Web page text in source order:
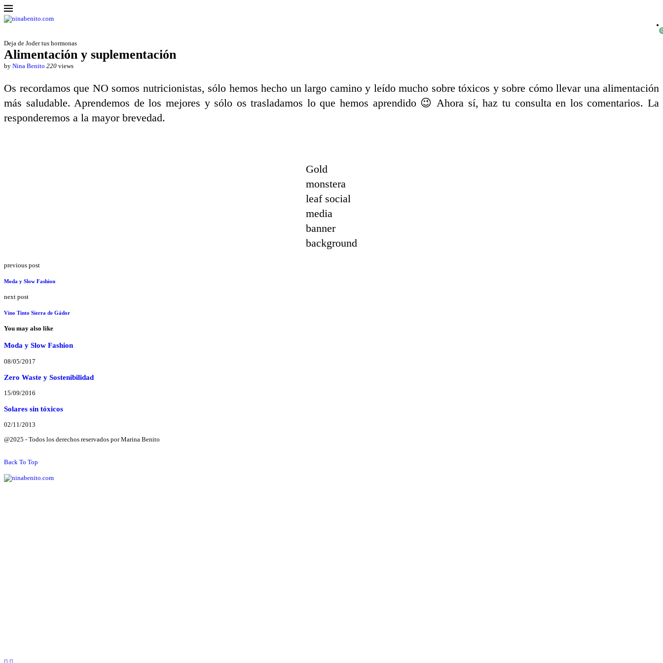
Deja de Joder tus hormonas
Alimentación y suplementación
by Nina Benito 220 views
Os recordamos que NO somos nutricionistas, sólo hemos hecho un largo camino y leído mucho sobre tóxicos y sobre cómo llevar una alimentación
más saludable. Aprendemos de los mejores y sólo os trasladamos lo que hemos aprendido 😉 Ahora sí, haz tu consulta en los comentarios. La
responderemos a la mayor brevedad.
Gold
monstera
leaf social
media
banner
background
previous post
Moda y Slow Fashion
next post
Vino Tinto Sierra de Gádor
You may also like
Moda y Slow Fashion
08/05/2017
Zero Waste y Sostenibilidad
15/09/2016
Solares sin tóxicos
02/11/2013
@2025 - Todos los derechos reservados por Marina Benito
Back To Top